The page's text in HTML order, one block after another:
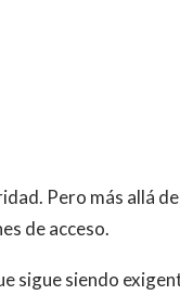
Pero más allá
de acceso.
sigue siendo